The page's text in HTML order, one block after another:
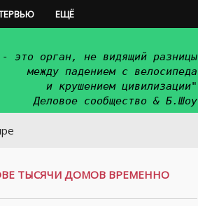
ЕЩЁ
это орган, не видящий разницы
между падением с велосипеда
и крушением цивилизации"
Деловое сообщество & Б.Шоу
ТЫСЯЧИ ДОМОВ ВРЕМЕННО